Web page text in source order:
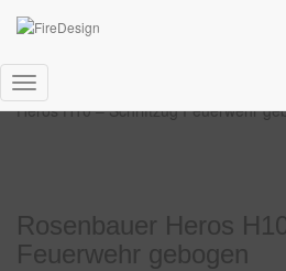
Navigation
umschalten
Start
Heros H10 – Schriftzug Feuerwehr
Rosenbauer Heros
Feuerwehr gebogen